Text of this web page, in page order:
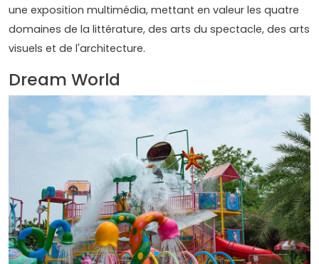
une exposition multimédia, mettant en valeur les quatre
domaines de la littérature, des arts du spectacle, des arts
visuels et de l'architecture.
Dream World